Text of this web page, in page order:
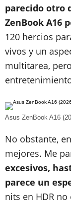
parecido otro
ZenBook A16
120 hercios
vivos y un
multitarea,
Asus ZenBook A16
No obstante,
mejores. Me
excesivos,
parece un
nits en HDR